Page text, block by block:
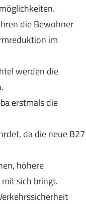
die Bewohner
im
werden die
erstmals die
da die neue B27
höhere
sich bringt.